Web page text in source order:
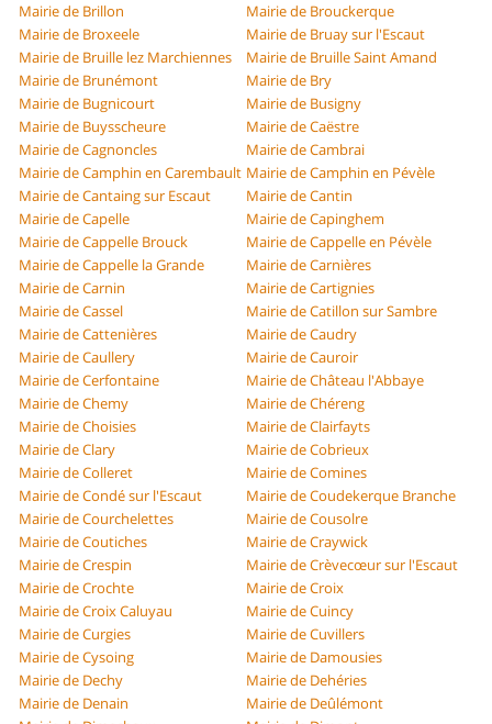
Mairie de Brillon
Mairie de Brouckerque
Mairie de Broxeele
Mairie de Bruay sur l'Escaut
Mairie de Bruille lez Marchiennes
Mairie de Bruille Saint Amand
Mairie de Brunémont
Mairie de Bry
Mairie de Bugnicourt
Mairie de Busigny
Mairie de Buysscheure
Mairie de Caëstre
Mairie de Cagnoncles
Mairie de Cambrai
Mairie de Camphin en Carembault Mairie de Camphin en Pévèle
Mairie de Cantaing sur Escaut
Mairie de Cantin
Mairie de Capelle
Mairie de Capinghem
Mairie de Cappelle Brouck
Mairie de Cappelle en Pévèle
Mairie de Cappelle la Grande
Mairie de Carnières
Mairie de Carnin
Mairie de Cartignies
Mairie de Cassel
Mairie de Catillon sur Sambre
Mairie de Cattenières
Mairie de Caudry
Mairie de Caullery
Mairie de Cauroir
Mairie de Cerfontaine
Mairie de Château l'Abbaye
Mairie de Chemy
Mairie de Chéreng
Mairie de Choisies
Mairie de Clairfayts
Mairie de Clary
Mairie de Cobrieux
Mairie de Colleret
Mairie de Comines
Mairie de Condé sur l'Escaut
Mairie de Coudekerque Branche
Mairie de Courchelettes
Mairie de Cousolre
Mairie de Coutiches
Mairie de Craywick
Mairie de Crespin
Mairie de Crèvecœur sur l'Escaut
Mairie de Crochte
Mairie de Croix
Mairie de Croix Caluyau
Mairie de Cuincy
Mairie de Curgies
Mairie de Cuvillers
Mairie de Cysoing
Mairie de Damousies
Mairie de Dechy
Mairie de Dehéries
Mairie de Denain
Mairie de Deûlémont